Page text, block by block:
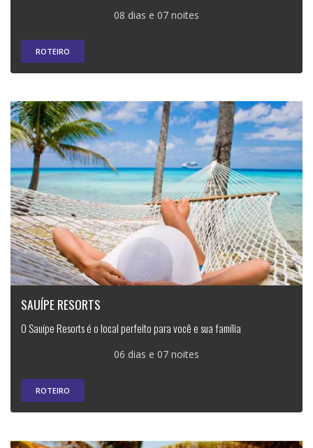
08 dias e 07 noites
ROTEIRO
SAUÍPE RESORTS
O Sauípe Resorts é o local perfeito para você e sua família
06 dias e 07 noites
ROTEIRO